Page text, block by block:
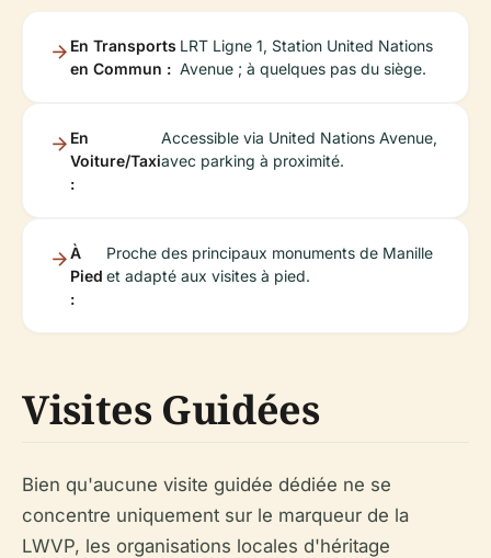
En Transports
en Commun :
LRT Ligne 1, Station United Nations
Avenue ; à quelques pas du siège.
En
Voiture/Taxi
:
Accessible via United Nations Avenue,
avec parking à proximité.
À
Pied
:
Proche des principaux monuments de Manille
et adapté aux visites à pied.
Visites Guidées
Bien qu'aucune visite guidée dédiée ne se
concentre uniquement sur le marqueur de la
LWVP, les organisations locales d'héritage